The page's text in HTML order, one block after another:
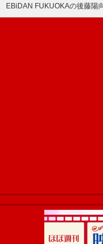
EBiDAN FUKUOKAの後藤